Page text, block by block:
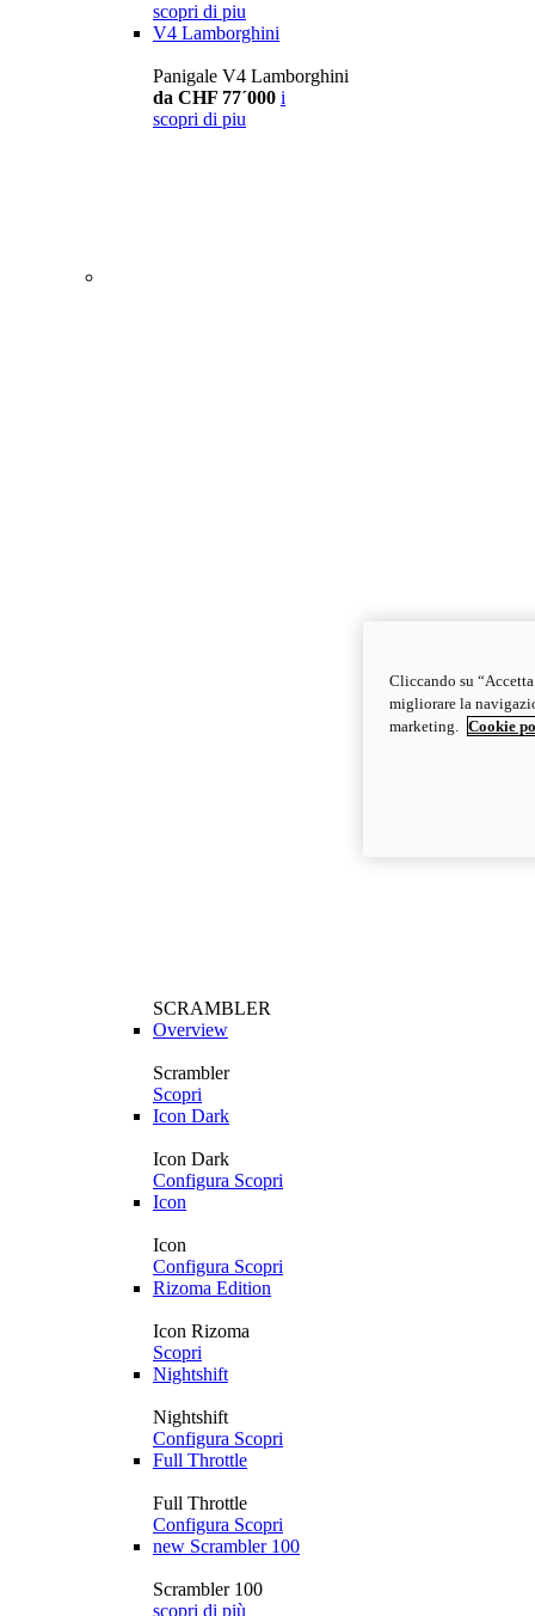
scopri di piu
V4 Lamborghini
Panigale V4 Lamborghini
da CHF 77´000 i
scopri di piu
SCRAMBLER
Overview
Scrambler
Scopri
Icon Dark
Icon Dark
Configura Scopri
Icon
Icon
Configura Scopri
Rizoma Edition
Icon Rizoma
Scopri
Nightshift
Nightshift
Configura Scopri
Full Throttle
Full Throttle
Configura Scopri
new Scrambler 100
Scrambler 100
scopri di più
Cliccando su
migliorare la
marketing.
Cookie